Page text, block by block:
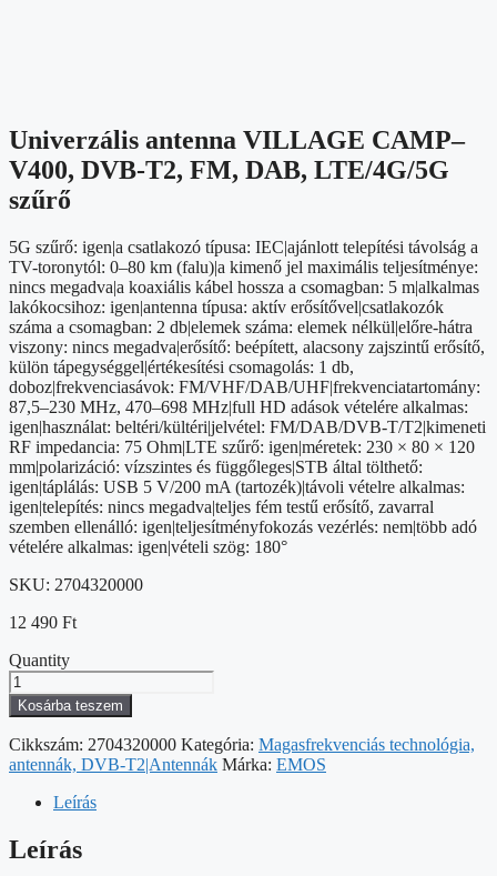
Univerzális antenna VILLAGE CAMP–
V400, DVB-T2, FM, DAB, LTE/4G/5G
szűrő
5G szűrő: igen|a csatlakozó típusa: IEC|ajánlott telepítési távolság a
TV-toronytól: 0–80 km (falu)|a kimenő jel maximális teljesítménye:
nincs megadva|a koaxiális kábel hossza a csomagban: 5 m|alkalmas
lakókocsihoz: igen|antenna típusa: aktív erősítővel|csatlakozók
száma a csomagban: 2 db|elemek száma: elemek nélkül|előre-hátra
viszony: nincs megadva|erősítő: beépített, alacsony zajszintű erősítő,
külön tápegységgel|értékesítési csomagolás: 1 db,
doboz|frekvenciasávok: FM/VHF/DAB/UHF|frekvenciatartomány:
87,5–230 MHz, 470–698 MHz|full HD adások vételére alkalmas:
igen|használat: beltéri/kültéri|jelvétel: FM/DAB/DVB-T/T2|kimeneti
RF impedancia: 75 Ohm|LTE szűrő: igen|méretek: 230 × 80 × 120
mm|polarizáció: vízszintes és függőleges|STB által tölthető:
igen|táplálás: USB 5 V/200 mA (tartozék)|távoli vételre alkalmas:
igen|telepítés: nincs megadva|teljes fém testű erősítő, zavarral
szemben ellenálló: igen|teljesítményfokozás vezérlés: nem|több adó
vételére alkalmas: igen|vételi szög: 180°
SKU: 2704320000
12 490 Ft
Quantity
Univerzális
antenna
VILLAGE
CAMP–
V400,
DVB-
DAB,
LTE/4G/5G
Kosárba teszem
Cikkszám: 2704320000 Kategória: Magasfrekvenciás technológia,
antennák, DVB-T2|Antennák Márka: EMOS
Leírás
Leírás